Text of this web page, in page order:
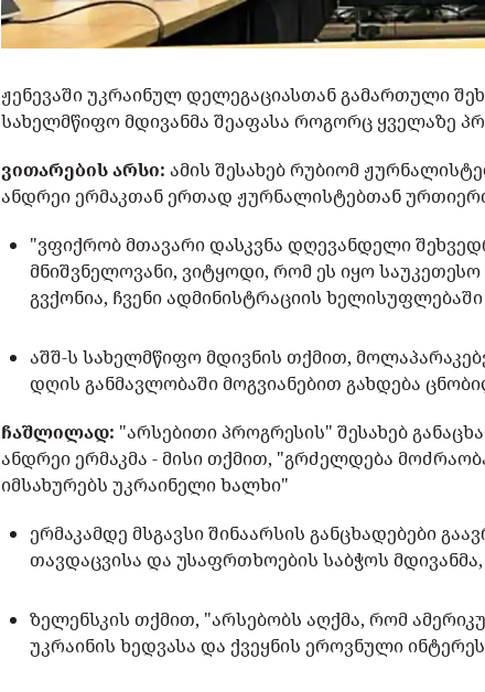
ჟენევაში უკრაინულ დელეგაციასთან გამართული
სახელმწიფო მდივანმა შეაფასა როგორც ყველაზე
ვითარების არსი: ამის შესახებ რუბიომ
ანდრეი ერმაკთან ერთად ჟურნალისტებთან
"ვფიქრობ მთავარი დასკვნა დღევანდელი
მნიშვნელოვანი, ვიტყოდი, რომ ეს იყო
გვქონია, ჩვენი ადმინისტრაციის
აშშ-ს სახელმწიფო მდივნის თქმით,
დღის განმავლობაში მოგვიანებით გახდება
ჩაშლილად: "არსებითი პროგრესის" შესახებ
ანდრეი ერმაკმა - მისი თქმით, "გრძელდება
იმსახურებს უკრაინელი ხალხი"
ერმაკამდე მსგავსი შინაარსის განცხადებები
თავდაცვისა და უსაფრთხოების საბჭოს
ზელენსკის თქმით, "არსებობს აღქმა, რომ
უკრაინის ხედვასა და ქვეყნის ეროვნული